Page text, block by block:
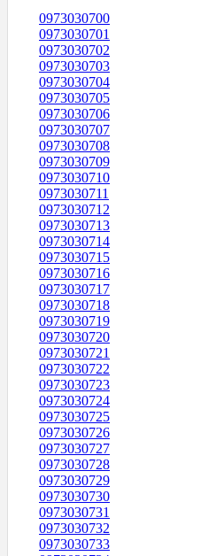
0973030700
0973030701
0973030702
0973030703
0973030704
0973030705
0973030706
0973030707
0973030708
0973030709
0973030710
0973030711
0973030712
0973030713
0973030714
0973030715
0973030716
0973030717
0973030718
0973030719
0973030720
0973030721
0973030722
0973030723
0973030724
0973030725
0973030726
0973030727
0973030728
0973030729
0973030730
0973030731
0973030732
0973030733